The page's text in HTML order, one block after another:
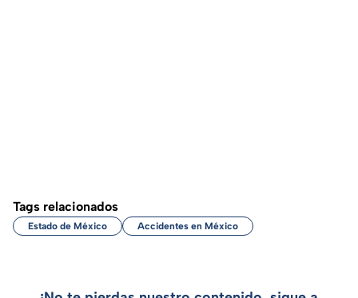
Tags relacionados
Estado de México Accidentes en México